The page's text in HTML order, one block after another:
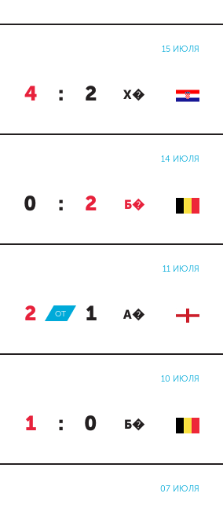
15 ИЮЛЯ
4 : 2 Х�
14 ИЮЛЯ
0 : 2 Б�
11 ИЮЛЯ
2 : 1 А�
ОТ
10 ИЮЛЯ
1 : 0 Б�
07 ИЮЛЯ